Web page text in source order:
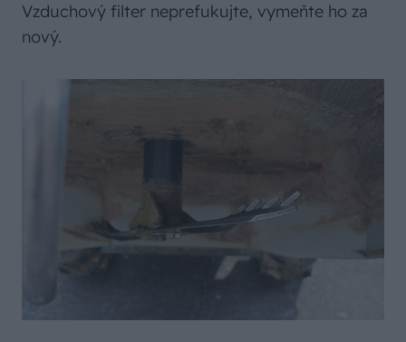
Vzduchový filter neprefukujte, vymeňte ho za
nový.